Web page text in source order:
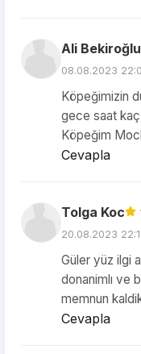
Ali Bekiroğlu
08.08.2023
Köpeğimizin
gece saat kaç
Köpeğim
Cevapla
Tolga Koc
20.08.2023
Güler yüz ilgi
donanimlı ve
memnun
Cevapla